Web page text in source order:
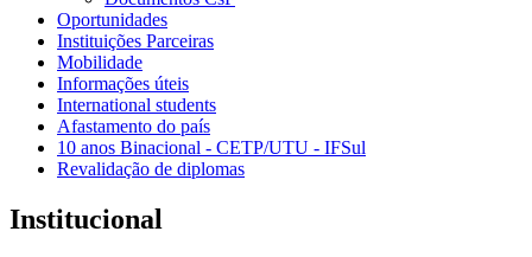
Oportunidades
Instituições Parceiras
Mobilidade
Informações úteis
International students
Afastamento do país
10 anos Binacional - CETP/UTU - IFSul
Revalidação de diplomas
Institucional